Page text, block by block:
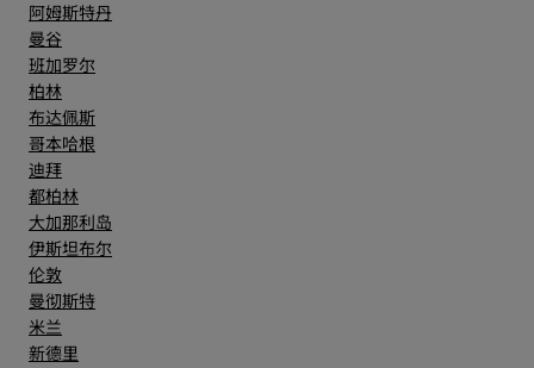
阿姆斯特丹
曼谷
班加罗尔
柏林
布达佩斯
哥本哈根
迪拜
都柏林
大加那利岛
伊斯坦布尔
伦敦
曼彻斯特
米兰
新德里